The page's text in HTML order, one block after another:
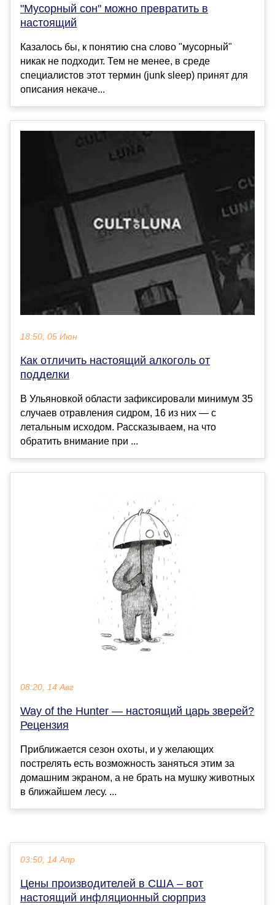
"Мусорный сон" можно превратить в
настоящий
Казалось бы, к понятию сна слово "мусорный"
никак не подходит. Тем не менее, в среде
специалистов этот термин (junk sleep) принят для
описания некаче...
18:50, 05 Июн
Как отличить настоящий алкоголь от
подделки
В Ульяновкой области зафиксировали минимум 35
случаев отравления сидром, 16 из них — с
летальным исходом. Рассказываем, на что
обратить внимание при ...
08:20, 14 Авг
Way of the Hunter — настоящий царь зверей?
Рецензия
Приближается сезон охоты, и у желающих
пострелять есть возможность заняться этим за
домашним экраном, а не брать на мушку животных
в ближайшем лесу. ...
03:50, 14 Апр
Цены производителей в США – вот
настоящий инфляционный сюрприз